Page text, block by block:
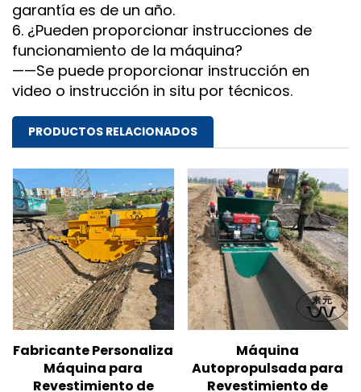
garantía es de un año.
6. ¿Pueden proporcionar instrucciones de
funcionamiento de la máquina?
——Se puede proporcionar instrucción en
video o instrucción in situ por técnicos.
PRODUCTOS RELACIONADOS
Fabricante Personaliza
Máquina para
Revestimiento de
Máquina
Autopropulsada para
Revestimiento de